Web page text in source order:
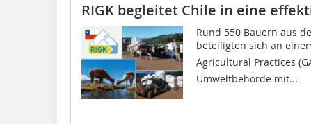
RIGK begleitet Chile in eine
Rund 550 Bauern aus
beteiligten sich an
Agricultural Practices
Umweltbehörde mit...